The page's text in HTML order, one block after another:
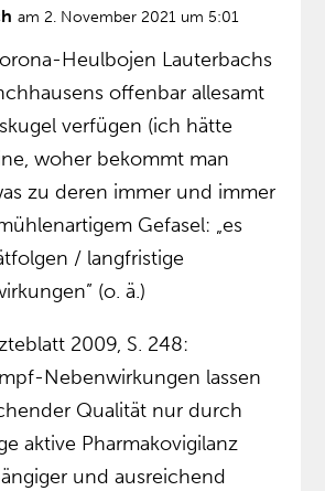
am 2. November 2021 um 5:01
Heulbojen Lauterbachs
offenbar allesamt
verfügen (ich hätte
woher bekommt man
zu deren immer und immer
Gefasel: „es
/ langfristige
(o. ä.)
2009, S. 248:
Nebenwirkungen lassen
Qualität nur durch
aktive Pharmakovigilanz
und ausreichend